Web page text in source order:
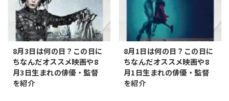
日は「ネルソン・マンデラ・デ
ー」です。この日は、南アフリ
カ共和国の反アパルトヘイト運
動のリーダーであり、同国の初
代大統領を務めたネルソン・マ
ンデラの誕生日を記念していま
す。2009年に国際連合がこの日
を「国際ネルソン・マンデラ・
デー」と定め、マンデラの価値
みの日」です。7月23日が「文
月ふみの日」であることは、日
本の伝統的な月の名前「文月
（ふみづき）」と、文字や読書
を意味する「文（ふみ）」を組
み合わせた語呂合わせによるも
のです。「文月」は旧暦の7月を
指し、この月には古来から文を
楽しむ風習があったとされてい
8月3日は何の日？この日に
ちなんだオススメ映画や8
月3日生まれの俳優・監督
を紹介
8月1日は何の日？この日に
ちなんだオススメ映画や8
月1日生まれの俳優・監督
を紹介